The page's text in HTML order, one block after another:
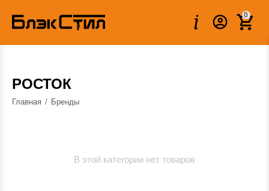
0
РОСТОК
Главная / Бренды
В этой категории нет товаров